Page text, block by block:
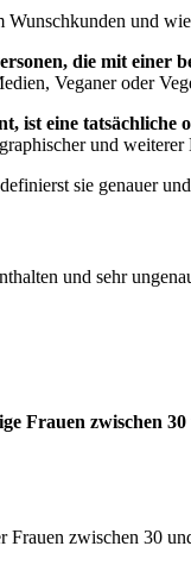
und
die mit
Veganer oder
ist eine
und weiterer
sie genauer
und sehr
Frauen zwischen
Frauen zwischen 30